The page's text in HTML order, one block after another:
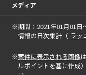
メディア
※期間：2021年01月01日
情報の日次集計（ ラッ
※案件に表示される画像
ルポイントを基に作成